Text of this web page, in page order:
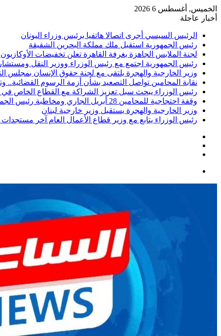
الخميس, أغسطس 6 2026
أخبار عاجلة
الرئيس السيسي أجرى اتصالا هاتفيا برئيس وزراء اليونان
رئيس الجمهورية استقبل ملك مملكة البحرين الشقيقة
لجنة الملابس الجاهزة بغرفة القاهرة تعلن تخفيضات الأوكازيون الصيفي.. تبدأ
رئيس الجمهورية اجتمع مع رئيس الوزراء ووزير النقل
وزير الخارجية والهجرة يلتقى مع لجنة حقوق الإنسان بمجلس
نقابة المحامين تواصل التصعيد بشأن أزمة الرسوم القضائية..
رئيس الوزراء يبحث سبل تعزيز الشراكة مع القطاع الخاص
وقفة احتجاجية للمحامين 28 أبريل الجاري ومخاطبة رئيس الجمهورية
وزير الخارجية والهجرة يستقبل وزير خارجية لبنان
رئيس الوزراء يتابع مع وزير قطاع الأعمال العام آخر